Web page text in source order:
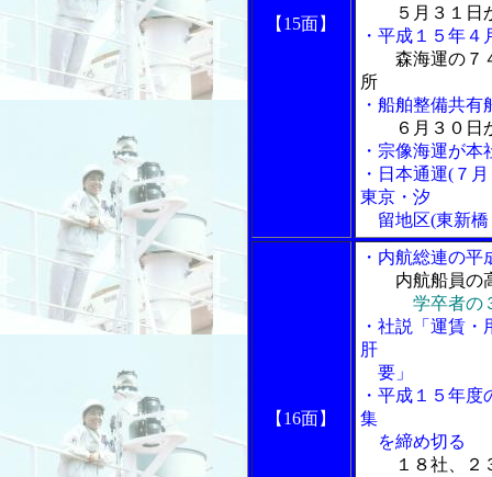
【15面】
５月３１日
・平成１５年
森海運の７
所
・船舶整備共
６月３０日
・宗像海運が
・日本通運(７
東京・汐
留地区(東新橋
【16面】
・内航総連の
内航船員の
学卒者の
・社説「運賃
肝
要」
・平成１５年
集
を締め切る
１８社、２